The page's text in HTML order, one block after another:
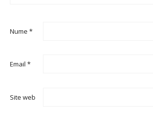
Nume *
Email *
Site web